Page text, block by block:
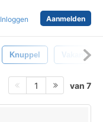
Inloggen Aanmelden
Knuppel Vakantie
1 van 7